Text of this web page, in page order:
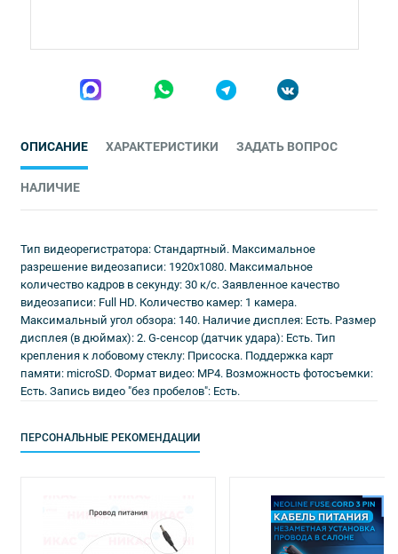
ОПИСАНИЕ ХАРАКТЕРИСТИКИ ЗАДАТЬ ВОПРОС
НАЛИЧИЕ
Тип видеорегистратора: Стандартный. Максимальное
разрешение видеозаписи: 1920x1080. Максимальное
количество кадров в секунду: 30 к/с. Заявленное качество
видеозаписи: Full HD. Количество камер: 1 камера.
Максимальный угол обзора: 140. Наличие дисплея: Есть. Размер
дисплея (в дюймах): 2. G-сенсор (датчик удара): Есть. Тип
крепления к лобовому стеклу: Присоска. Поддержка карт
памяти: microSD. Формат видео: MP4. Возможность фотосъемки:
Есть. Запись видео "без пробелов": Есть.
ПЕРСОНАЛЬНЫЕ РЕКОМЕНДАЦИИ